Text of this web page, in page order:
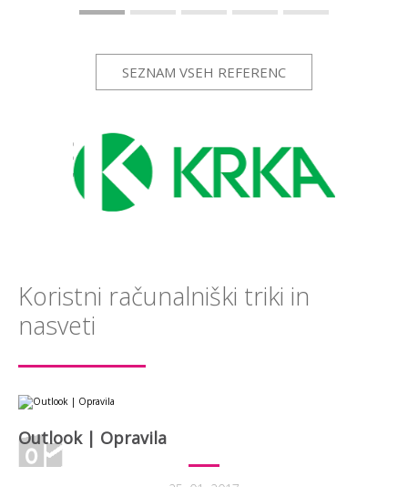
SEZNAM VSEH REFERENC
Koristni računalniški triki in
nasveti
Outlook | Opravila